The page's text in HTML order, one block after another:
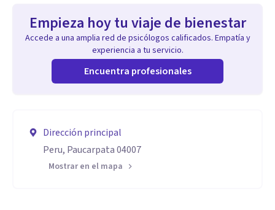
Empieza hoy tu viaje de bienestar
Accede a una amplia red de psicólogos calificados. Empatía y
experiencia a tu servicio.
Encuentra profesionales
Dirección principal
Peru, Paucarpata 04007
Mostrar en el mapa